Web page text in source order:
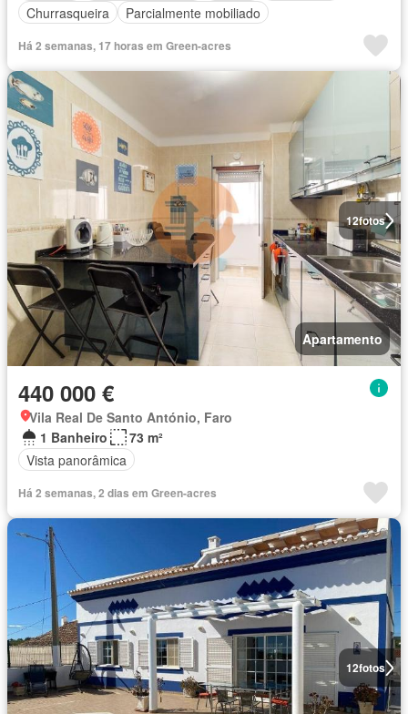
Churrasqueira
Parcialmente mobiliado
Há 2 semanas, 17 horas em Green-acres
12fotos
Apartamento
440 000 €
Vila Real De Santo António, Faro
1 Banheiro
73 m²
Vista panorâmica
Há 2 semanas, 2 dias em Green-acres
12fotos